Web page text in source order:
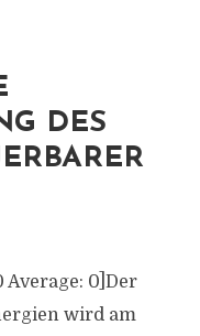
DES
Average: 0]Der
wird am